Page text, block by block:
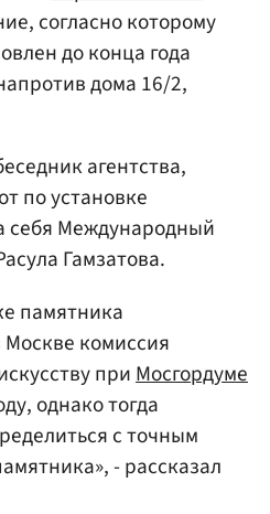
согласно которому
до конца года
дома 16/2,
агентства,
по установке
себя Международный
Гамзатова.
памятника
комиссия
при Мосгордуме
однако тогда
с точным
- рассказал